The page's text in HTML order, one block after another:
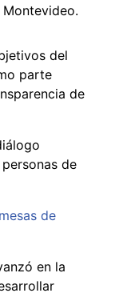
Montevideo.
del
parte
de
de
de
en la